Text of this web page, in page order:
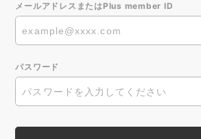
メールアドレスまたはPlus member ID
パスワード